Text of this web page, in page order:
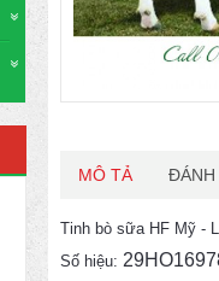
MÔ TẢ ĐÁNH
Tinh bò sữa HF Mỹ -
Số hiệu: